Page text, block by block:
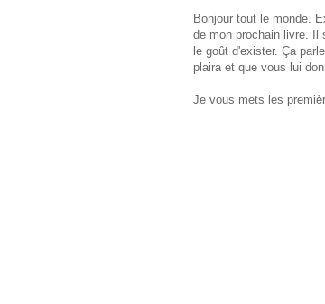
Bonjour tout le monde.
de mon prochain livre. Il
le goût d'exister. Ça
plaira et que vous lui
Je vous mets les